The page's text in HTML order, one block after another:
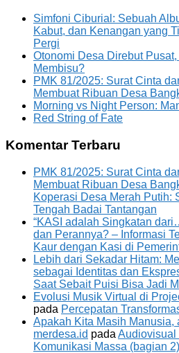
Simfoni Ciburial: Sebuah
Kabut, dan Kenangan yang
Pergi
Otonomi Desa Direbut
Membisu?
PMK 81/2025: Surat Cinta
Membuat Ribuan Desa
Morning vs Night Person:
Red String of Fate
Komentar Terbaru
PMK 81/2025: Surat Cinta
Membuat Ribuan Desa
Koperasi Desa Merah Putih:
Tengah Badai Tantangan
“KASI adalah Singkatan
dan Perannya? – Informasi
Kaur dengan Kasi di
Lebih dari Sekadar Hitam:
sebagai Identitas dan
Saat Sebait Puisi Bisa Jadi
Evolusi Musik Virtual di
pada Percepatan
Apakah Kita Masih Manusia,
merdesa.id pada Audiovisual
Komunikasi Massa (bagian 2)